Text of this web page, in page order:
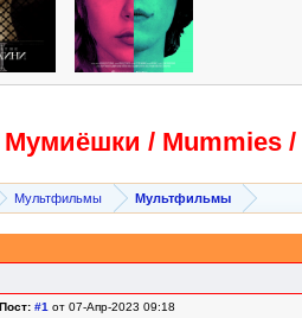
Мумиёшки / Mummies /
Мультфильмы Мультфильмы
Пост: #1 от 07-Апр-2023 09:18